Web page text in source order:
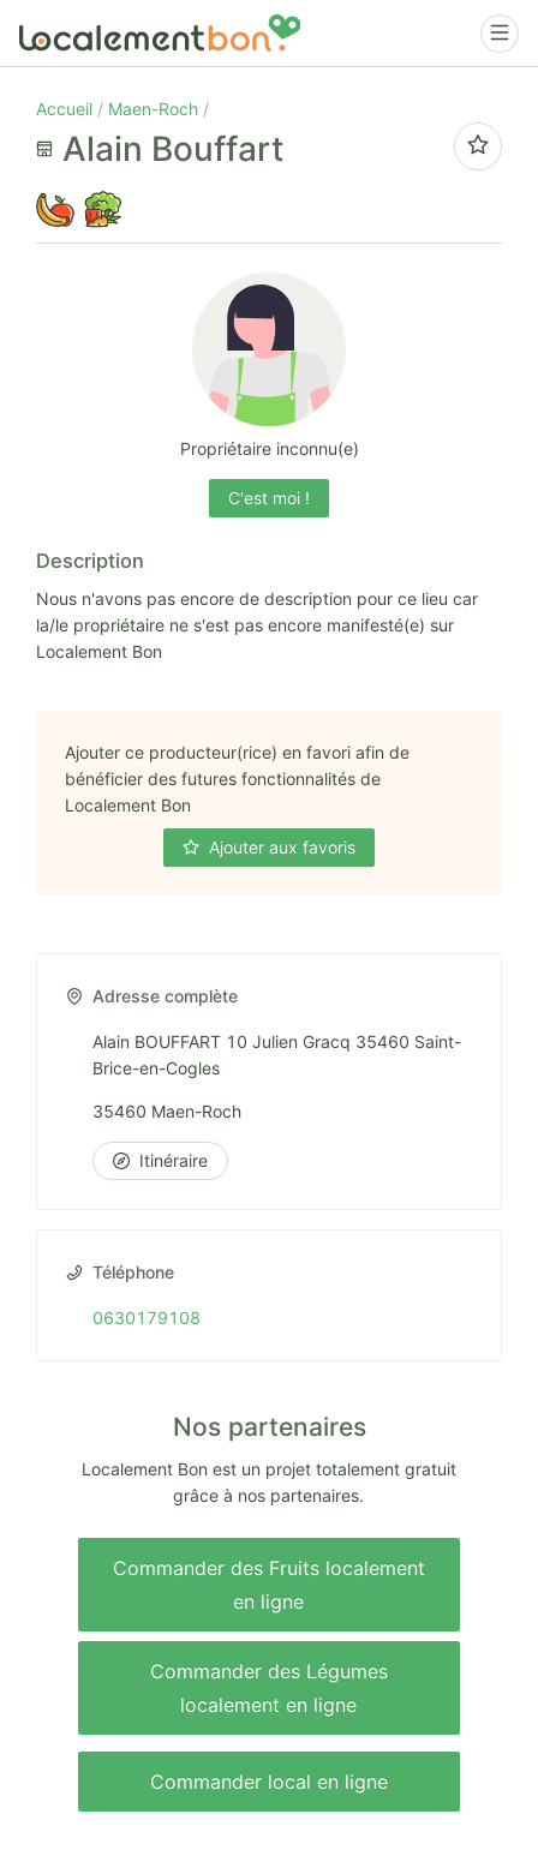
Accueil Maen-Roch
Alain Bouffart
Propriétaire inconnu(e)
C'est moi !
Description
Nous n'avons pas encore de description pour ce lieu car
la/le propriétaire ne s'est pas encore manifesté(e) sur
Localement Bon
Ajouter ce producteur(rice) en favori afin de
bénéficier des futures fonctionnalités de
Localement Bon
Ajouter aux favoris
Adresse complète
Alain BOUFFART 10 Julien Gracq 35460 Saint-
Brice-en-Cogles
35460 Maen-Roch
Itinéraire
Téléphone
0630179108
Nos partenaires
Localement Bon est un projet totalement gratuit
grâce à nos partenaires.
Commander des Fruits localement
en ligne
Commander des Légumes
localement en ligne
Commander local en ligne